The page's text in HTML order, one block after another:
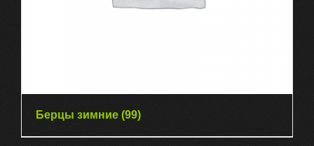
Берцы зимние (99)